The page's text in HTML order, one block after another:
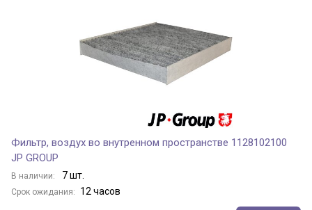
Фильтр, воздух во внутренном пространстве 1128102100
JP GROUP
В наличии: 7 шт.
Срок ожидания: 12 часов